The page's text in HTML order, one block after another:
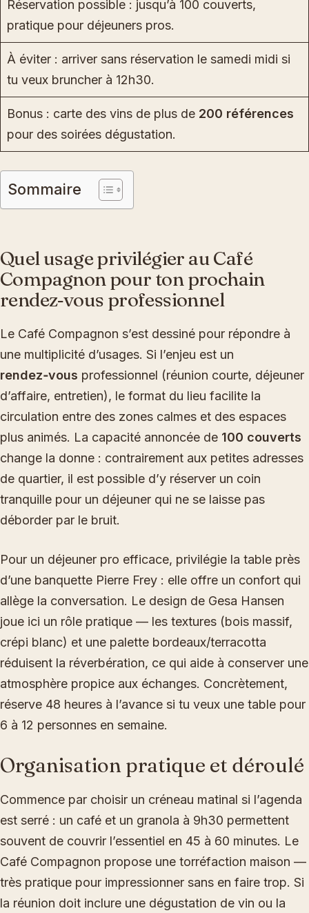
Réservation possible : jusqu’à 100 couverts,
pratique pour déjeuners pros.
À éviter : arriver sans réservation le samedi midi si
tu veux bruncher à 12h30.
Bonus : carte des vins de plus de 200 références
pour des soirées dégustation.
Sommaire
Quel usage privilégier au Café
Compagnon pour ton prochain
rendez‑vous professionnel
Le Café Compagnon s’est dessiné pour répondre à
une multiplicité d’usages. Si l’enjeu est un
rendez‑vous professionnel (réunion courte, déjeuner
d’affaire, entretien), le format du lieu facilite la
circulation entre des zones calmes et des espaces
plus animés. La capacité annoncée de 100 couverts
change la donne : contrairement aux petites adresses
de quartier, il est possible d’y réserver un coin
tranquille pour un déjeuner qui ne se laisse pas
déborder par le bruit.
Pour un déjeuner pro efficace, privilégie la table près
d’une banquette Pierre Frey : elle offre un confort qui
allège la conversation. Le design de Gesa Hansen
joue ici un rôle pratique — les textures (bois massif,
crépi blanc) et une palette bordeaux/terracotta
réduisent la réverbération, ce qui aide à conserver une
atmosphère propice aux échanges. Concrètement,
réserve 48 heures à l’avance si tu veux une table pour
6 à 12 personnes en semaine.
Organisation pratique et déroulé
Commence par choisir un créneau matinal si l’agenda
est serré : un café et un granola à 9h30 permettent
souvent de couvrir l’essentiel en 45 à 60 minutes. Le
Café Compagnon propose une torréfaction maison —
très pratique pour impressionner sans en faire trop. Si
la réunion doit inclure une dégustation de vin ou la